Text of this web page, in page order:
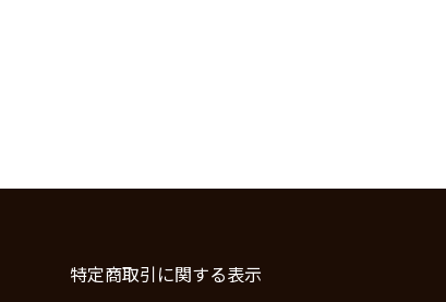
特定商取引に関する表示